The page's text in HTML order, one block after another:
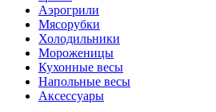
Аэрогрили
Мясорубки
Холодильники
Мороженицы
Кухонные весы
Напольные весы
Аксессуары